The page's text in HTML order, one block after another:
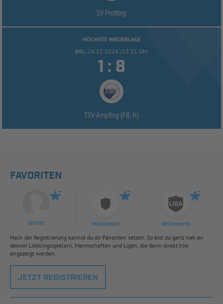
SV Prutting
HÖCHSTE NIEDERLAGE
DO.. 26.12.2024 /15:51 Uhr
 : 
TSV Ampfing (FB, H)
FAVORITEN
Spieler Mannschaft Wettbewerb
Nach der Registrierung kannst du dir Favoriten setzen. So bist du ganz nah an
deinen Lieblingsspielern, Mannschaften und Ligen, die dann direkt hier
angezeigt werden.
JETZT REGISTRIEREN